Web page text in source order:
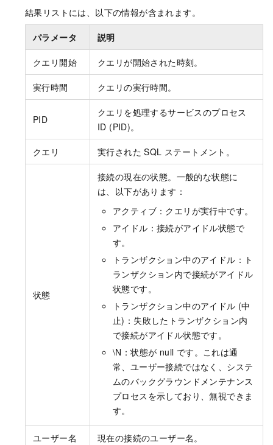
結果リストには、以下の情報が含まれます。
パラメータ 説明
クエリ開始 クエリが開始された時刻。
実行時間 クエリの実行時間。
PID
クエリを処理するサービスのプロセス
ID (PID)。
クエリ 実行された SQL ステートメント。
状態
接続の現在の状態。一般的な状態に
は、以下があります：
アクティブ：クエリが実行中です。
アイドル：接続がアイドル状態で
す。
トランザクション中のアイドル：ト
ランザクション内で接続がアイドル
状態です。
トランザクション中のアイドル (中
止)：失敗したトランザクション内
で接続がアイドル状態です。
\N：状態が null です。これは通
常、ユーザー接続ではなく、システ
ムのバックグラウンドメンテナンス
プロセスを示しており、無視できま
す。
ユーザー名 現在の接続のユーザー名。